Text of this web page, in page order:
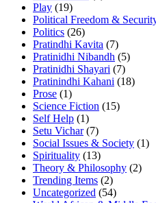
Play (19)
Political Freedom &
Politics (26)
Pratindhi Kavita (7)
Pratinidhi Nibandh (5)
Pratinidhi Shayari (7)
Pratinindhi Kahani (18)
Prose (1)
Science Fiction (15)
Self Help (1)
Setu Vichar (7)
Social Issues & Society (1)
Spirituality (13)
Theory & Philosophy (2)
Trending Items (2)
Uncategorized (54)